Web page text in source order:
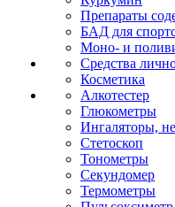
Препараты
БАД для
Моно- и
Средства
Косметика
Алкотестер
Глюкометры
Ингаляторы,
Стетоскоп
Тонометры
Секундомер
Термометры